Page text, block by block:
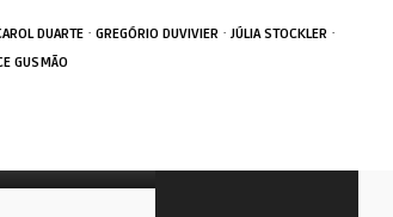
DUARTE · GREGÓRIO DUVIVIER · JÚLIA STOCKLER ·
GUSMÃO